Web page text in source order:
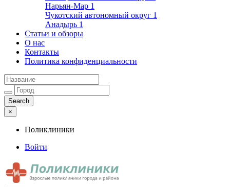
Нарьян-Мар 1
Чукотский автономный округ 1
Анадырь 1
Статьи и обзоры
О нас
Контакты
Политика конфиденциальности
×
Поликлиники
Войти